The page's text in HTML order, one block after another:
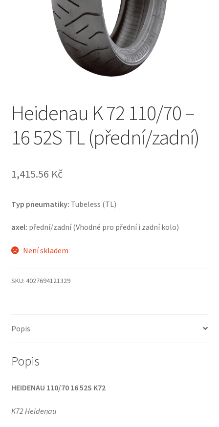
Heidenau K 72 110/70 –
16 52S TL (přední/zadní)
1,415.56 Kč
Typ pneumatiky: Tubeless (TL)
axel: přední/zadní (Vhodné pro přední i zadní kolo)
Není skladem
SKU: 4027694121329
Popis
Popis
HEIDENAU 110/70 16 52S K72
K72 Heidenau